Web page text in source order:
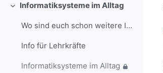
Einklappen
Informatiksysteme im Alltag
Wo sind euch schon weitere Informatiksysteme in eu...
Info für Lehrkräfte
Informatiksysteme im Alltag